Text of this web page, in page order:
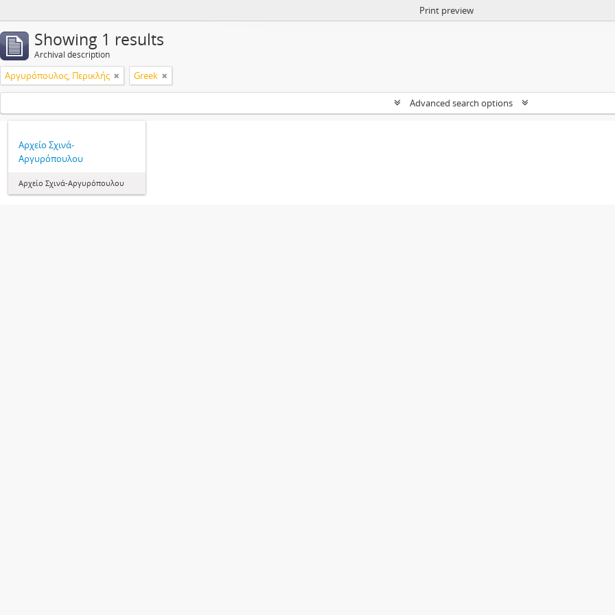
Print preview
Showing 1 results
Archival description
Αργυρόπουλος, Περικλής Greek
Advanced search options
Αρχείο Σχινά-
Αργυρόπουλου
Αρχείο Σχινά-Αργυρόπουλου